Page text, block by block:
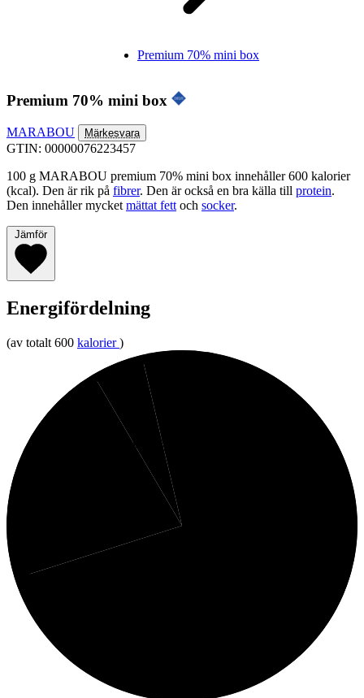
Premium 70% mini box
Premium 70% mini box
MARABOU Märkesvara
GTIN: 00000076223457
100 g MARABOU premium 70% mini box innehåller 600 kalorier
(kcal). Den är rik på fibrer. Den är också en bra källa till protein.
Den innehåller mycketmättat fettoch socker.
Jämför
Energifördelning
(av totalt 600 kalorier )
ProteinFibrer